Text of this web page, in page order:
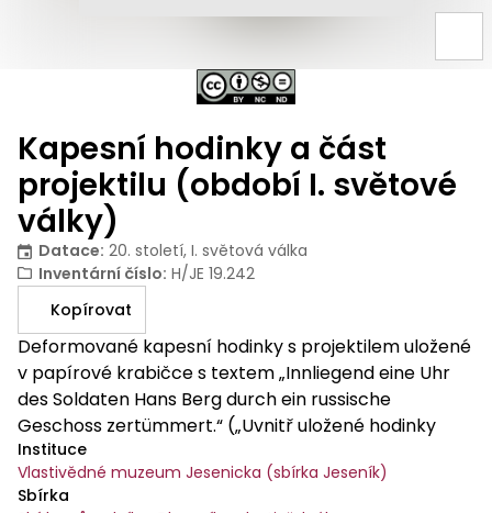
Kapesní hodinky a část
projektilu (období I. světové
války)
Datace: 20. století, I. světová válka
Inventární číslo: H/JE 19.242
Kopírovat
Deformované kapesní hodinky s projektilem uložené
v papírové krabičce s textem „Innliegend eine Uhr
des Soldaten Hans Berg durch ein russische
Geschoss zertümmert.“ („Uvnitř uložené hodinky
vojáka Hanse Berga byly rozdrceny ruskou kulkou.“).
Instituce
Vlastivědné muzeum Jesenicka (sbírka Jeseník)
Sbírka